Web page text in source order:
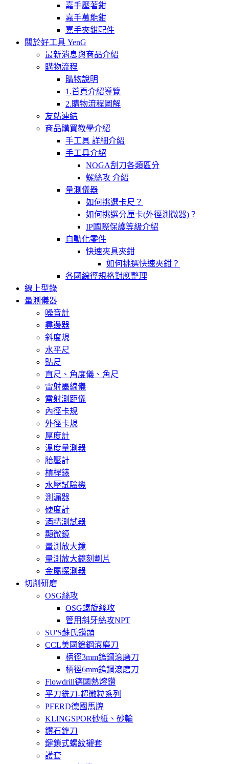
嘉手壓著鉗
嘉手萬能鉗
嘉手夾鉗配件
關於好工具 YenG
最新消息與商品介紹
購物流程
購物說明
1.首頁介紹導覽
2.購物流程圖解
友站連結
商品購買教學介紹
手工具 詳細介紹
手工具介紹
NOGA刮刀各類區分
螺絲攻 介紹
量測儀器
如何挑選卡尺？
如何挑選分厘卡(外徑測微器)？
IP國際保護等級介紹
自動化零件
快速夾具夾鉗
如何挑選快速夾鉗？
各國線徑規格對應整理
線上型錄
量測儀器
噪音計
尋邊器
斜度規
水平尺
貼尺
直尺、角度儀、角尺
雷射墨線儀
雷射測距儀
內徑卡規
外徑卡規
厚度計
溫度量測器
胎壓計
槓桿錶
水壓試驗機
測漏器
硬度計
酒精測試器
顯微鏡
量測放大鏡
量測放大鏡刻劃片
金屬探測器
切削研磨
OSG絲攻
OSG螺旋絲攻
管用斜牙絲攻NPT
SU'S蘇氏鑽頭
CCL美國鎢鋼滾磨刀
柄徑3mm鎢鋼滾磨刀
柄徑6mm鎢鋼滾磨刀
Flowdrill德國熱熔鑽
平刀銑刀-超微粒系列
PFERD德國馬牌
KLINGSPOR砂紙、砂輪
鑽石銼刀
鍵鎖式螺紋襯套
護套